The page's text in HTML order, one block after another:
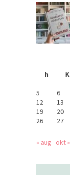
h
K
5
6
12
13
19
20
26
27
« aug okt »